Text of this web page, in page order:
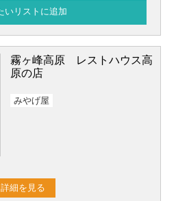
霧ヶ峰高原 レストハウス高
原の店
みやげ屋
詳細を見る